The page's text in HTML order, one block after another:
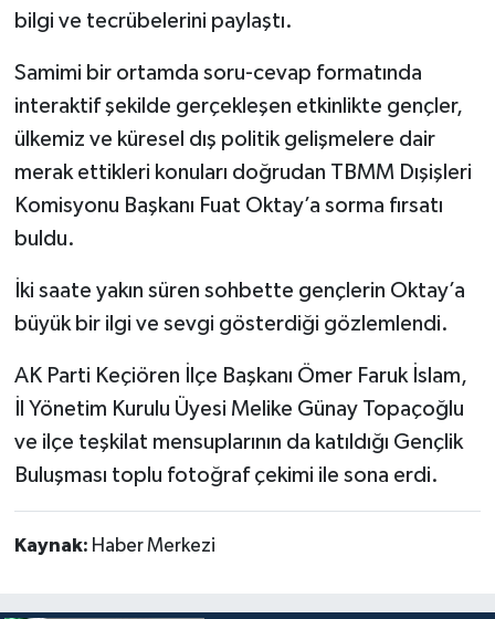
bilgi ve tecrübelerini paylaştı.
Samimi bir ortamda soru-cevap formatında
interaktif şekilde gerçekleşen etkinlikte gençler,
ülkemiz ve küresel dış politik gelişmelere dair
merak ettikleri konuları doğrudan TBMM Dışişleri
Komisyonu Başkanı Fuat Oktay’a sorma fırsatı
buldu.
İki saate yakın süren sohbette gençlerin Oktay’a
büyük bir ilgi ve sevgi gösterdiği gözlemlendi.
AK Parti Keçiören İlçe Başkanı Ömer Faruk İslam,
İl Yönetim Kurulu Üyesi Melike Günay Topaçoğlu
ve ilçe teşkilat mensuplarının da katıldığı Gençlik
Buluşması toplu fotoğraf çekimi ile sona erdi.
Kaynak: Haber Merkezi